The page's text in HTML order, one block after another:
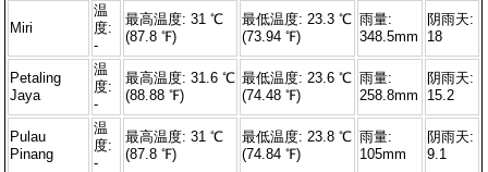
Miri
温
度:
-
最高温度: 31 ℃
(87.8 ℉)
最低温度: 23.3 ℃
(73.94 ℉)
雨量:
348.5mm
阴雨天:
18
Petaling
Jaya
温
度:
-
最高温度: 31.6 ℃
(88.88 ℉)
最低温度: 23.6 ℃
(74.48 ℉)
雨量:
258.8mm
阴雨天:
15.2
Pulau
Pinang
温
度:
-
最高温度: 31 ℃
(87.8 ℉)
最低温度: 23.8 ℃
(74.84 ℉)
雨量:
105mm
阴雨天:
9.1